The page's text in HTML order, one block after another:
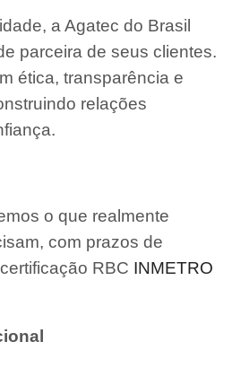
a Agatec do Brasil
parceira de seus clientes.
ética, transparência e
relações
o que realmente
com prazos de
RBC INMETRO